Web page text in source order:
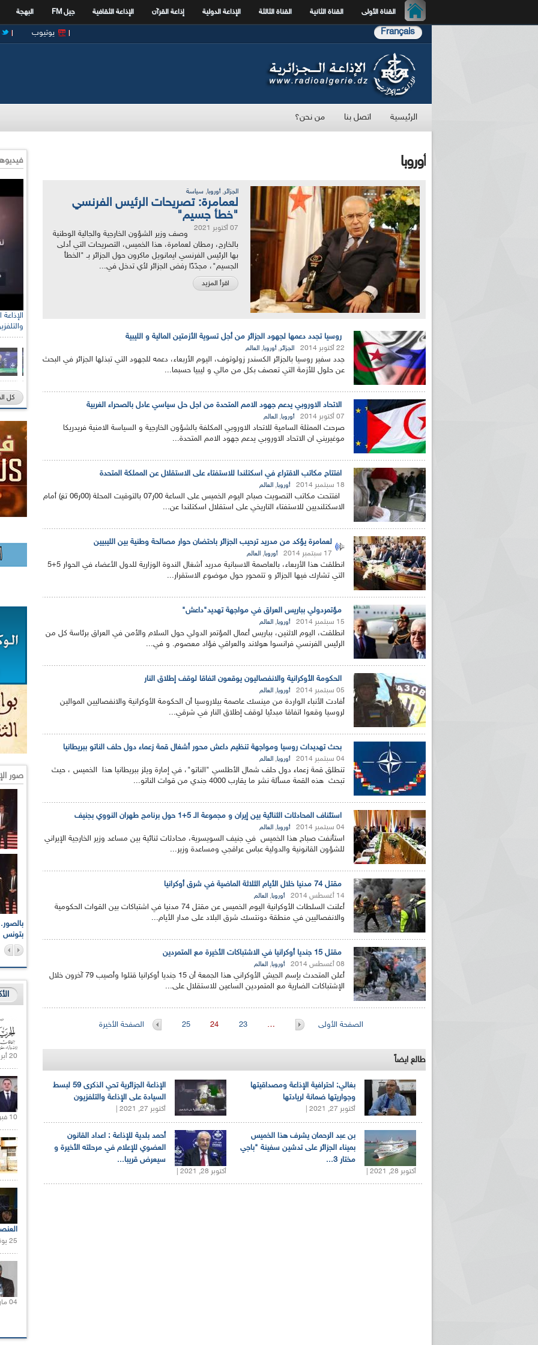
القناة الأولى القناة الثانية القناة الثالثة الإذاعة الدولية إذاعة القرآن الإذاعة الثقافية جيل FM البهجة
Français يوتيوب
الرئيسية اتصل بنا من نحن؟
أوروبا
الجزائر,أوروبا, سياسة
لعمامرة: تصريحات الرئيس الفرنسي
"خطأ جسيم"
07 أكتوبر 2021
وصف وزير الشؤون الخارجية والجالية الوطنية
بالخارج، رمطان لعمامرة، هذا الخميس، التصريحات التي أدلى
بها الرئيس الفرنسي ايمانويل ماكرون حول الجزائر بـ "الخطأ
الجسيم"، مجدّدًا رفض الجزائر لأي تدخل في...
اقرأ المزيد
روسيا تجدد دعمها لجهود الجزائر من أجل تسوية الأزمتين المالية و الليبية
22 أكتوبر 2014 الجزائر,أوروبا, العالم
جدد سفير روسيا بالجزائر الكسندر زولوتوف، اليوم الأربعاء، دعمه للجهود التي تبذلها الجزائر في البحث
عن حلول للأزمة التي تعصف بكل من مالي و ليبيا حسبما...
الاتحاد الاوروبي يدعم جهود الامم المتحدة من اجل حل سياسي عادل بالصحراء الغربية
07 أكتوبر 2014 أوروبا, العالم
صرحت الممثلة السامية للاتحاد الاوروبي المكلفة بالشؤون الخارجية و السياسة الامنية فريدريكا
موغيريني ان الاتحاد الاوروبي يدعم جهود الامم المتحدة...
افتتاح مكاتب الاقتراع في اسكتلندا للاستفتاء على الاستقلال عن المملكة المتحدة
18 سبتمبر 2014 أوروبا, العالم
افتتحت مكاتب التصويت صباح اليوم الخميس على الساعة 00ر07 بالتوقيت المحلة (00ر06 تغ) أمام
الاسكتلنديين للاستفتاء التاريخي على استقلال اسكتلندا عن...
لعمامرة يؤكد من مدريد ترحيب الجزائر باحتضان حوار مصالحة وطنية بين الليبيين
17 سبتمبر 2014 أوروبا, العالم
انطلقت هذا الأربعاء، بالعاصمة الاسبانية مدريد أشغال الندوة الوزارية للدول الأعضاء في الحوار 5+5
التي تشارك فيها الجزائر و تتمحور حول موضوع الاستقرار...
مؤتمردولي بباريس العراق في مواجهة تهديد"داعش"
15 سبتمبر 2014 أوروبا, العالم
انطلقت، اليوم الاثنين، بباريس أعمال المؤتمر الدولي حول السلام والأمن في العراق برئاسة كل من
الرئيس الفرنسي فرانسوا هولاند والعراقي فؤاد معصوم. و في...
الحكومة الأوكرانية والانفصاليون يوقعون اتفاقا لوقف إطلاق النار
05 سبتمبر 2014 أوروبا, العالم
أفادت الأنباء الواردة من مينسك عاصمة بيلاروسيا أن الحكومة الأوكرانية والانفصاليين الموالين
لروسيا وقعوا اتفاقا مبدئيا لوقف إطلاق النار في شرقي...
بحث تهديدات روسيا ومواجهة تنظيم داعش محور أشغال قمة زعماء دول حلف الناتو ببريطانيا
04 سبتمبر 2014 أوروبا, العالم
تنطلق قمة زعماء دول حلف شمال الأطلسي "الناتو"، في إمارة ويلز ببريطانيا هذا الخميس ، حيث
تبحث هذه القمة مسألة نشر ما يقارب 4000 جندي من قوات الناتو...
استئناف المحادثات الثنائية بين إيران و مجموعة الـ 5+1 حول برنامج طهران النووي بجنيف
04 سبتمبر 2014 أوروبا, العالم
استأنفت صباح هذا الخميس في جنيف السويسرية، محادثات ثنائية بين مساعد وزير الخارجية الإيراني
للشؤون القانونیة والدولیة عباس عراقجي ومساعدة وزير...
مقتل 74 مدنيا خلال الأيام الثلاثة الماضية في شرق أوكرانيا
14 أغسطس 2014 أوروبا, العالم
أعلنت السلطات الأوكرانية اليوم الخميس عن مقتل 74 مدنيا في اشتباكات بين القوات الحكومية
والانفصاليين في منطقة دونتسك شرق البلاد على مدار الأيام...
مقتل 15 جنديا أوكرانيا في الاشتباكات الأخيرة مع المتمردين
08 أغسطس 2014 أوروبا, العالم
أعلن المتحدث بإسم الجيش الأوكراني هذا الجمعة أن 15 جنديا أوكرانيا قتلوا وأصيب 79 آخرون خلال
الإشتباكات الضارية مع المتمردين الساعين للاستقلال على...
الصفحة الأولى …
23
24
25 الصفحة الأخيرة
طالع ايضاً
الإذاعة الجزائرية تحي الذكرى 59 لبسط
السيادة على الإذاعة والتلفزيون
أكتوبر 27, 2021 |
بغالي: احترافية الإذاعة ومصداقيتها
وجواريتها ضمانة لريادتها
أكتوبر 27, 2021 |
أحمد بلدية للإذاعة : اعداد القانون
العضوي للإعلام في مرحلته الأخيرة و
سيعرض قريبا...
أكتوبر 28, 2021 |
بن عبد الرحمان يشرف هذا الخميس
بميناء الجزائر على تدشين سفينة "باجي
مختار 3...
أكتوبر 28, 2021 |
كل
صور
بتونس
الإذاعة الجزائرية تقف دقيقة صمت ترحما على أرواح شهداء
بالصور... اللقاء الوطني لمديري الإذاعات الوطنية والجهوية
حول مرافقة وتغطية الإنتخابات المحلية لـ27 نوفمبر 2021
الإذاعة الجزائرية للرياضيين البارالمبيين المتوجين
20 أبريل 2021 |
10 فبراير 2021 |
25 يونيو 2021 |
04 مارس 2020 |